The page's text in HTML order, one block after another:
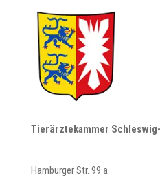
Tierärztekammer
Hamburger Str. 99 a